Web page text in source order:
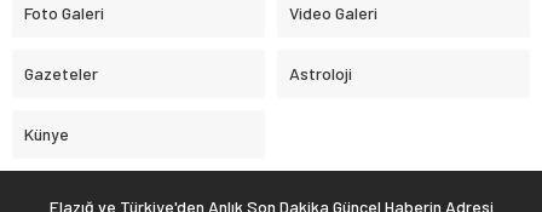
Foto Galeri Video Galeri
Gazeteler Astroloji
Künye
Elazığ ve Türkiye'den Anlık Son Dakika Güncel Haberin Adresi